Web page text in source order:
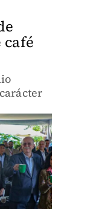
café